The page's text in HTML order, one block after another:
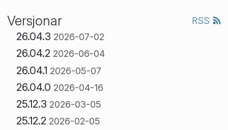
Versjonar RSS
26.04.3 2026-07-02
26.04.2 2026-06-04
26.04.1 2026-05-07
26.04.0 2026-04-16
25.12.3 2026-03-05
25.12.2 2026-02-05